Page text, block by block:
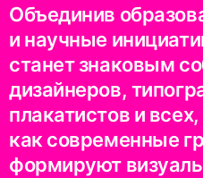
Объединив
и научные
станет знаковым
дизайнеров,
плакатистов и
как современные
формируют